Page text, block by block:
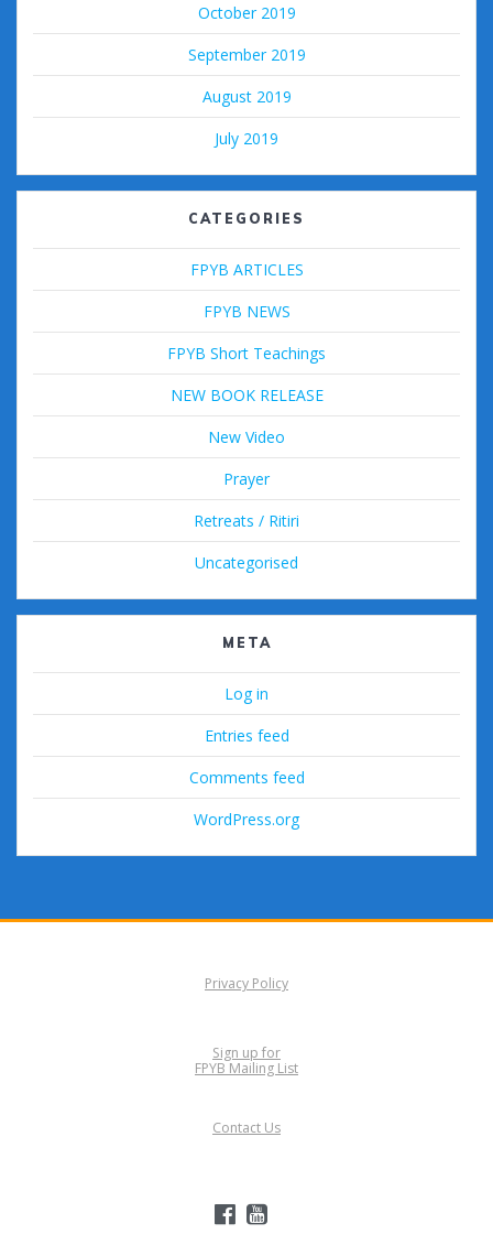
October 2019
September 2019
August 2019
July 2019
CATEGORIES
FPYB ARTICLES
FPYB NEWS
FPYB Short Teachings
NEW BOOK RELEASE
New Video
Prayer
Retreats / Ritiri
Uncategorised
META
Log in
Entries feed
Comments feed
WordPress.org
Privacy Policy
Sign up for
FPYB Mailing List
Contact Us